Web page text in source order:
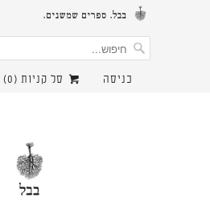
כניסה סל קניות ( 0
)